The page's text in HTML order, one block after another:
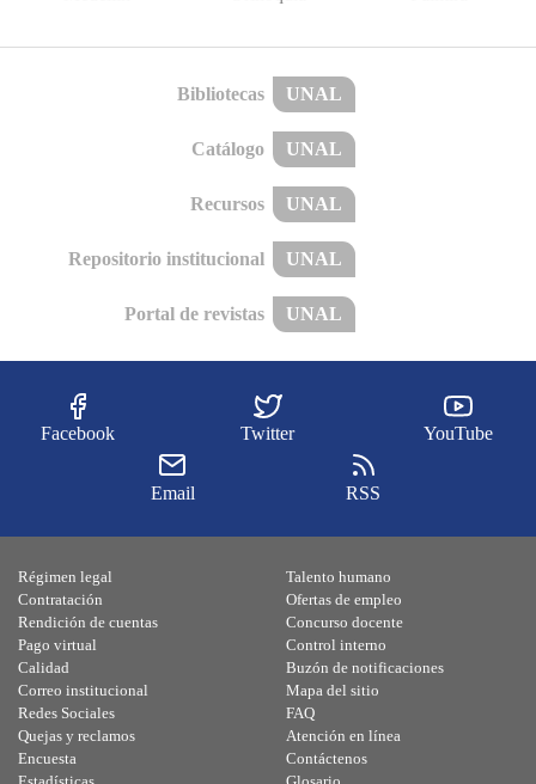
Bibliotecas UNAL
Catálogo UNAL
Recursos UNAL
Repositorio institucional UNAL
Portal de revistas UNAL
Facebook Twitter YouTube
Email RSS
Régimen legal
Contratación
Rendición de cuentas
Pago virtual
Calidad
Talento humano
Ofertas de empleo
Concurso docente
Control interno
Buzón de notificaciones
Correo institucional
Redes Sociales
Quejas y reclamos
Encuesta
Mapa del sitio
FAQ
Atención en línea
Contáctenos